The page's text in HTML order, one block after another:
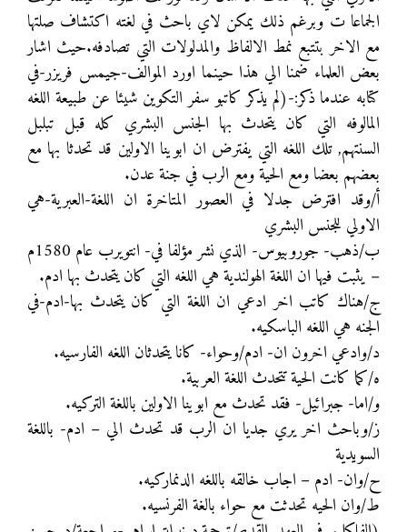
الجماعا ت وبرغم ذلك يمكن لاي باحث في لغته اكتشاف صلتها
مع الاخر بتتبع نمط الالفاظ والمدلولات التي تصادفه.حيث اشار
بعض العلماء ضمنا الي هذا حينما اورد الموالف-جيمس فريزر-في
كتابه عندما ذكر:-(لم يذكر كاتبو سفر التكوين شيئا عن طبيعة اللغه
المالوفه التي كان يتحدث بها الجنس البشري كله قبل تبلبل
السنتهم, تلك اللغه التي يفترض ان ابوينا الاولين قد تحدثا بها مع
بعضهم بعضا ومع الحية ومع الرب في جنة عدن.
أ/وقد افترض جدلا في العصور المتاخرة ان اللغة-العبرية-هي
الاولي للجنس البشري
ب/ذهب- جوروبيوس- الذي نشر مؤلفا في- انتويرب عام 1580م
– يثبت فيها ان اللغة الهولندية هي اللغه التي كان يتحدث بها ادم.
ج/هناك كاتب اخر ادعي ان اللغة التي كان يتحدث بها-ادم-في
الجنه هي اللغه الباسكيه.
د/وادعي اخرون ان- ادم/وحواء- كانا يتحدثان اللغه الفارسيه.
ه/كما كانت الحية تتحدث اللغة العربية.
و/اما- جبرائيل- فقد تحدث مع ابوينا الاولين باللغة التركيه.
ز/وباحث اخر يري جديا ان الرب قد تحدث الي – ادم- باللغة
السويدية
ح/وان- ادم – اجاب خالقه باللغه الدنماركيه.
ط/وان الحيه تحدثت مع حواء بالغة الفرنسيه.